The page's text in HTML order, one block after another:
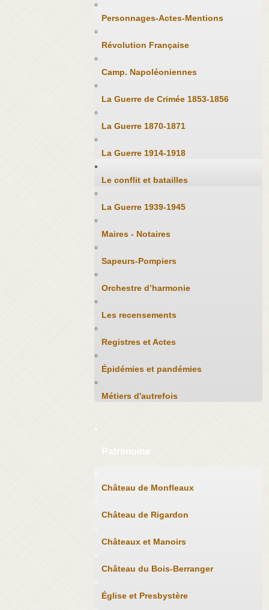
Personnages-Actes-Mentions
Révolution Française
Camp. Napoléoniennes
La Guerre de Crimée 1853-1856
La Guerre 1870-1871
La Guerre 1914-1918
Le conflit et batailles
La Guerre 1939-1945
Maires - Notaires
Sapeurs-Pompiers
Orchestre d’harmonie
Les recensements
Registres et Actes
Épidémies et pandémies
Métiers d'autrefois
Patrimoine
Château de Monfleaux
Château de Rigardon
Châteaux et Manoirs
Château du Bois-Berranger
Église et Presbystère